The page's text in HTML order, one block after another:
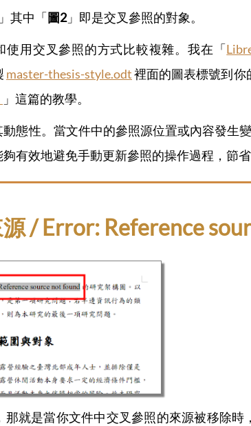
其中「圖2」即是交叉參照的對象。
使用交叉參照的方式比較複雜。我在「
master-thesis-style.odt裡面的圖表標號到
」這篇的教學。
態性。當文件中的參照源位置或內容發生
有效地避免手動更新參照的操作過程，節
/ Error: Reference
就是當你文件中交叉參照的來源被移除